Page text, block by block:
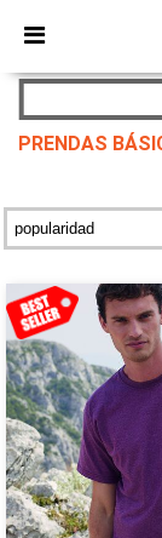
× App
PRENDAS